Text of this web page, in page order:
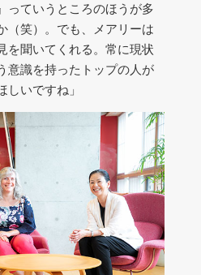
っていうところのほうが多
（笑）。でも、メアリーは
を聞いてくれる。常に現状
意識を持ったトップの人が
しいですね」